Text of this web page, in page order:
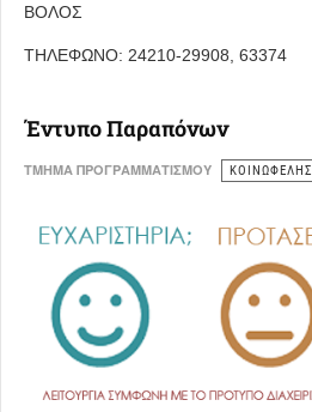
ΒΟΛΟΣ
ΤΗΛΕΦΩΝΟ: 24210-29908, 63374
Έντυπο Παραπόνων
ΤΜΗΜΑ ΠΡΟΓΡΑΜΜΑΤΙΣΜΟΥ ΚΟΙΝΩΦΕΛΗΣ